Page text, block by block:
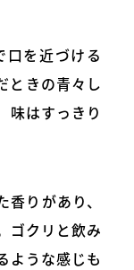
口を近づける
ときの青々し
味はすっきり
りがあり、
ゴクリと飲み
ような感じも